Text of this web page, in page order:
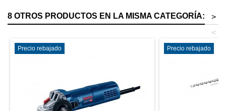
8 OTROS PRODUCTOS EN LA MISMA CATEGORÍA:
>
<
Precio rebajado Precio rebajado